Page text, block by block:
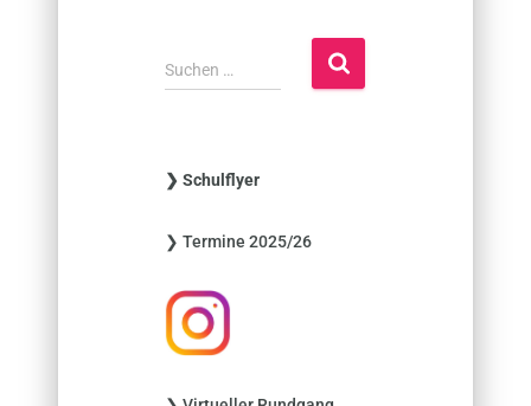
S
u
n
a
h
:
Suchen …
❯ Schulflyer
❯ Termine 2025/26